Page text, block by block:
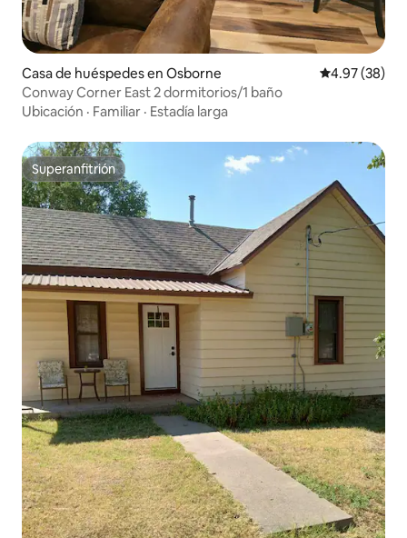
Casa de huéspedes en Osborne Calificación
4.97 (38)
Conway Corner East 2 dormitorios/1 baño
Ubicación · Familiar · Estadía larga
Superanfitrión
Superanfitrión